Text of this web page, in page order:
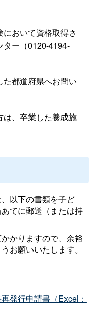
おいて資格取得さ
ター（0120-4194-
都道府県へお問い
、卒業した養成施
以下の書類を子ど
てに郵送（または持
かりますので、余裕
お願いいたします。
発行申請書（Excel：